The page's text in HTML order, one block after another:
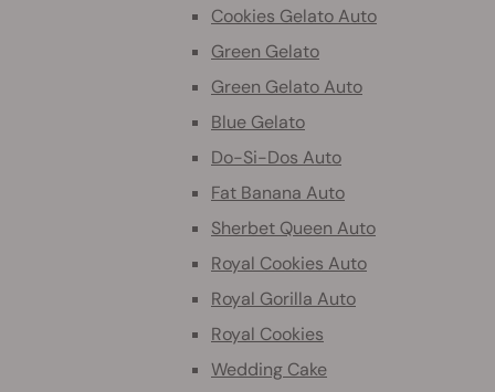
Cookies Gelato Auto
Green Gelato
Green Gelato Auto
Blue Gelato
Do-Si-Dos Auto
Fat Banana Auto
Sherbet Queen Auto
Royal Cookies Auto
Royal Gorilla Auto
Royal Cookies
Wedding Cake